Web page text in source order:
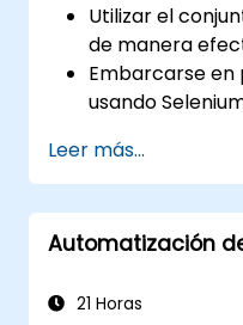
Utilizar el
de manera
Embarcarse
usando
Grid
Ejecutar
Selenium en
Preparar
Leer más...
Automatización
21 Horas